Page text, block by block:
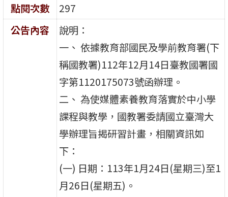
點閱次數
297
公告內容
說明：
一、 依據教育部國民及學前教育署(下
稱國教署)112年12月14日臺教國署國
字第1120175073號函辦理。
二、 為使媒體素養教育落實於中小學
課程與教學，國教署委請國立臺灣大
學辦理旨揭研習計畫，相關資訊如
下：
(一) 日期：113年1月24日(星期三)至1
月26日(星期五)。